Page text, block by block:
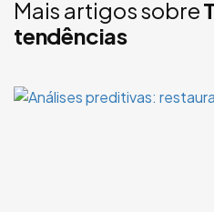
Mais artigos sobre
tendências